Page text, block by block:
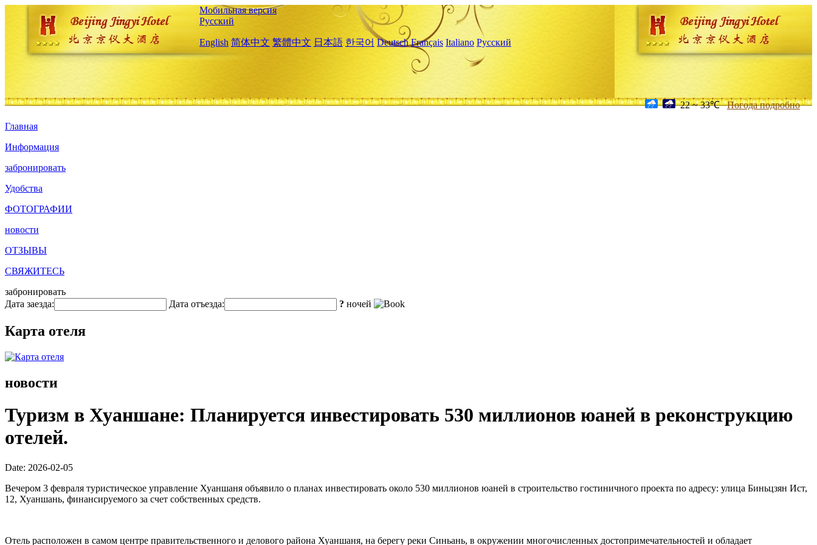
Мобильная версия
Русский
English 简体中文 繁體中文 日本語 한국어 Deutsch Français Italiano Русский
22 ~ 33℃ Погода подробно
Главная
Информация
забронировать
Удобства
ФОТОГРАФИИ
новости
ОТЗЫВЫ
СВЯЖИТЕСЬ
забронировать
Дата заезда:
Дата отъезда: ? ночей
Карта отеля
новости
Туризм в Хуаншане: Планируется инвестировать 530 миллионов юаней в реконструкцию
отелей.
Date: 2026-02-05
Вечером 3 февраля туристическое управление Хуаншаня объявило о планах инвестировать около 530 миллионов юаней в строительство гостиничного проекта по адресу: улица Биньцзян Ист,
12, Хуаншань, финансируемого за счет собственных средств.
Отель расположен в самом центре правительственного и делового района Хуаншаня, на берегу реки Синьань, в окружении многочисленных достопримечательностей и обладает